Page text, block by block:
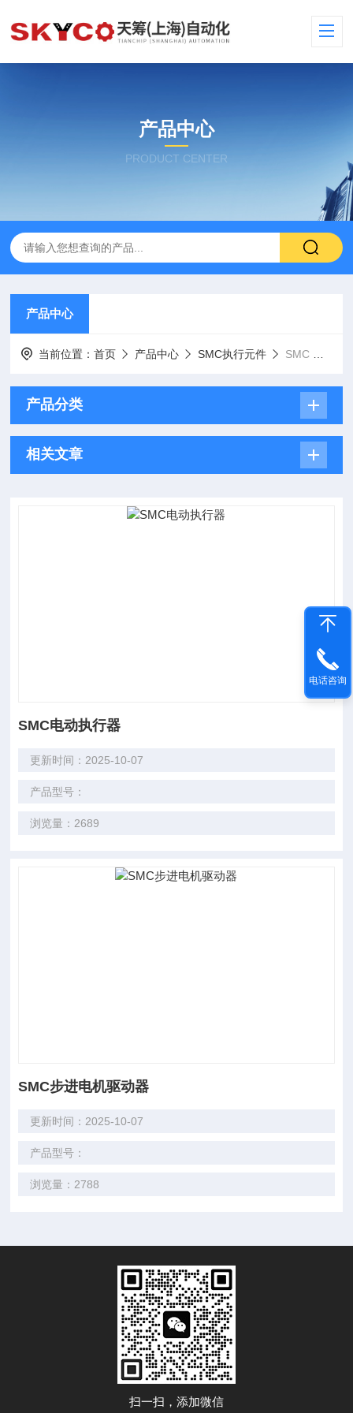
产品中心
PRODUCT CENTER
产品中心
当前位置：首页 产品中心 SMC执行元件 SMC 电动执行器
产品分类
相关文章
SMC电动执行器
更新时间：2025-10-07
产品型号：
浏览量：2689
SMC步进电机驱动器
更新时间：2025-10-07
产品型号：
浏览量：2788
扫一扫，添加微信
电话咨询